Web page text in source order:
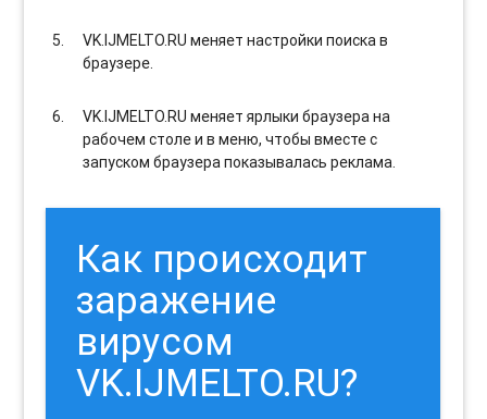
VK.IJMELTO.RU меняет настройки поиска в
браузере.
VK.IJMELTO.RU меняет ярлыки браузера на
рабочем столе и в меню, чтобы вместе с
запуском браузера показывалась реклама.
Как происходит
заражение
вирусом
VK.IJMELTO.RU?